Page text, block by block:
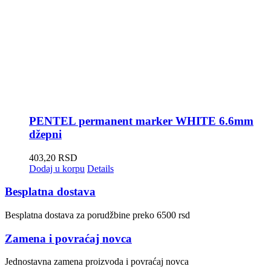
PENTEL permanent marker WHITE 6.6mm
džepni
403,20 RSD
Dodaj u korpu Details
Besplatna dostava
Besplatna dostava za porudžbine preko 6500 rsd
Zamena i povraćaj novca
Jednostavna zamena proizvoda i povraćaj novca